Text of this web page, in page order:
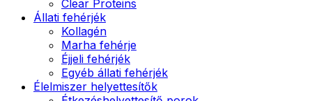
Clear Proteins
Állati fehérjék
Kollagén
Marha fehérje
Éjjeli fehérjék
Egyéb állati fehérjék
Élelmiszer helyettesítők